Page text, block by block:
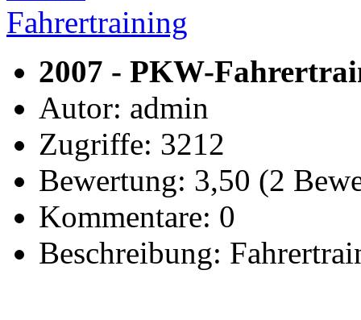
2007 - PKW-
Autor: admin
Zugriffe: 3212
Bewertung: 3,50 (2
Kommentare: 0
Beschreibung: